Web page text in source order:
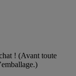
! (Avant toute